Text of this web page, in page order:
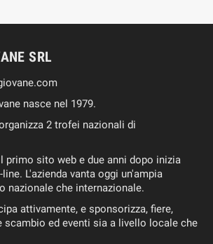
SRL
nasce nel 1979.
2 trofei nazionali di
primo sito web e due anni dopo inizia
L'azienda vanta oggi un'ampia
nazionale che internazionale.
attivamente, e sponsorizza, fiere,
scambio ed eventi sia a livello locale che